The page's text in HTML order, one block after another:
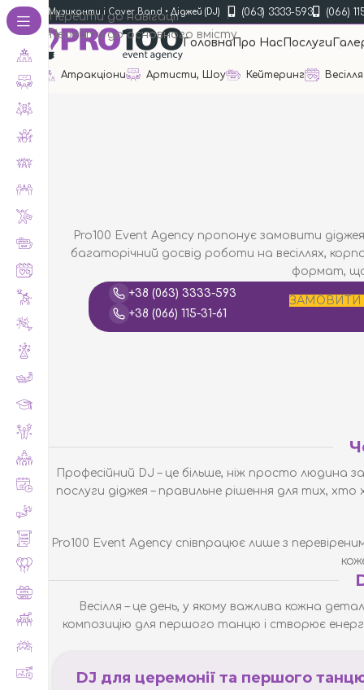
Перейти до навігації
Перейти до основного вмісту
Музиканти і Cover Band • Діджей (DJ) (063) 3333-593 (066)
ГоловнаПро Нас Послуги
Атракціони Артисти, Шоу Кейтеринг Весілля
Pro100 Event Agency пропонує замовити
багаторічний досвід роботи на весіллях,
формат,
Замовити
Замовити
Замовити
Замовити
Замовити
Замовити
Замовити
Замовити
+38 (063) 3333-593
+38 (066) 115-31-61
ЗАМОВИТИ
Професійний DJ – це більше, ніж просто людина
послуги діджея – правильне рішення для тих,
Pro100 Event Agency співпрацює лише з
Весілля – це день, у якому важлива кожна
композицію для першого танцю і створює
DJ для церемонії та першого